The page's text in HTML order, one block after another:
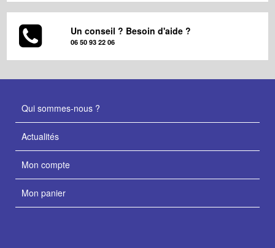
Un conseil ? Besoin d'aide ?
06 50 93 22 06
Qui sommes-nous ?
Actualités
Mon compte
Mon panier